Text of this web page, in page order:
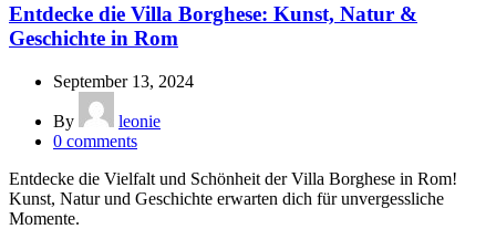
Entdecke die Villa Borghese: Kunst, Natur &
Geschichte in Rom
September 13, 2024
By
leonie
0 comments
Entdecke die Vielfalt und Schönheit der Villa Borghese in Rom!
Kunst, Natur und Geschichte erwarten dich für unvergessliche
Momente.